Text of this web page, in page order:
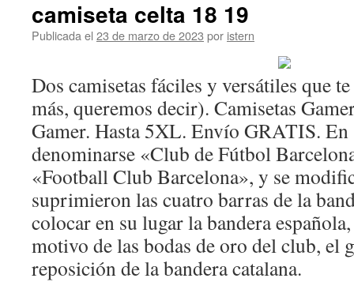
camiseta celta 18 19
Publicada el 23 de marzo de 2023 por istern
Dos camisetas fáciles y versátiles que
más, queremos decir). Camisetas
Gamer. Hasta 5XL. Envío GRATIS. En
denominarse «Club de Fútbol
«Football Club Barcelona», y se
suprimieron las cuatro barras de la
colocar en su lugar la bandera
motivo de las bodas de oro del club, el
reposición de la bandera catalana.